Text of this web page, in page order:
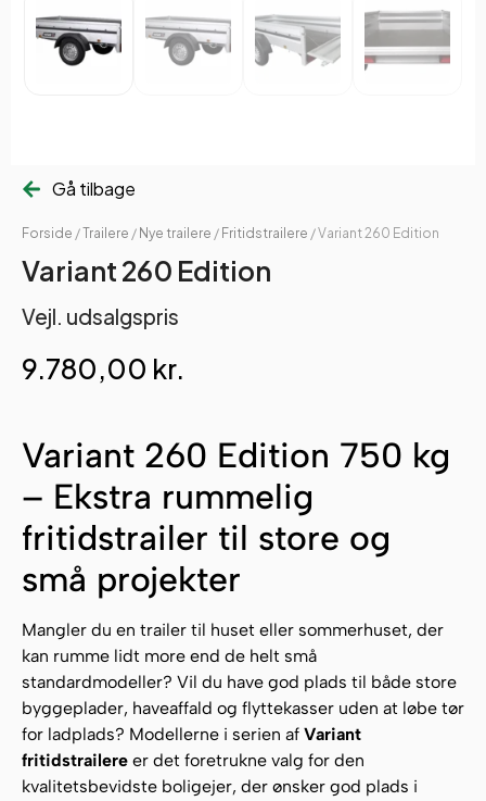
Gå tilbage
Forside /Trailere / Nye trailere / Fritidstrailere / Variant 260 Edition
Variant 260 Edition
Vejl. udsalgspris
9.780,00 kr.
Variant 260 Edition 750 kg
– Ekstra rummelig
fritidstrailer til store og
små projekter
Mangler du en trailer til huset eller sommerhuset, der
kan rumme lidt more end de helt små
standardmodeller? Vil du have god plads til både store
byggeplader, haveaffald og flyttekasser uden at løbe tør
for ladplads? Modellerne i serien af Variant
fritidstrailere er det foretrukne valg for den
kvalitetsbevidste boligejer, der ønsker god plads i